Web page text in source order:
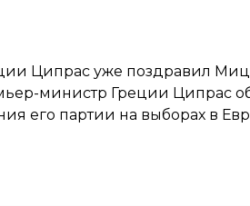
Ципрас уже поздравил
министр Греции Ципрас
его партии на выборах в